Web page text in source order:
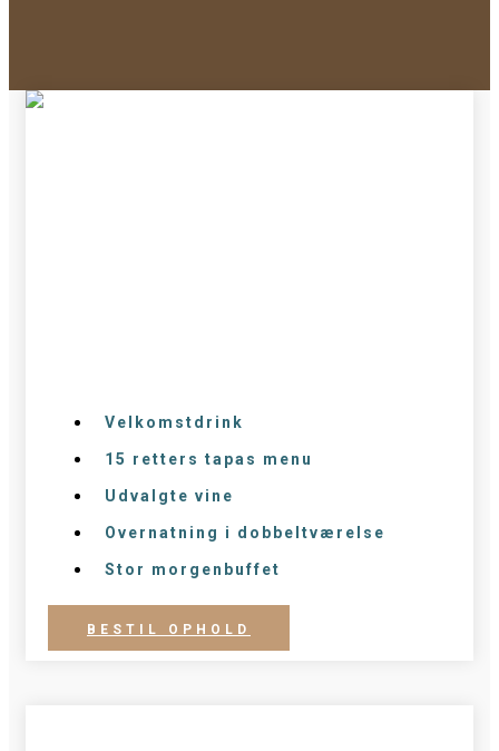
Velkomstdrink
15 retters tapas menu
Udvalgte vine
Overnatning i dobbeltværelse
Stor morgenbuffet
BESTIL OPHOLD